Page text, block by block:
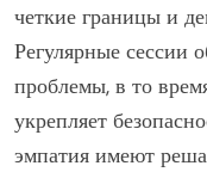
четкие границы и
Регулярные сессии
проблемы, в то
укрепляет
эмпатия имеют